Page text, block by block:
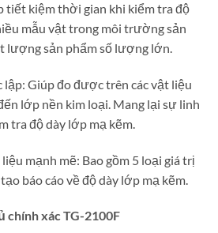
tiết kiệm thời gian khi kiểm tra độ
mẫu vật trong môi trường sản
lượng sản phẩm số lượng lớn.
lập: Giúp đo được trên các vật liệu
lớp nền kim loại. Mang lại sự linh
tra độ dày lớp mạ kẽm.
mạnh mẽ: Bao gồm 5 loại giá trị
báo cáo về độ dày lớp mạ kẽm.
chính xác TG-2100F